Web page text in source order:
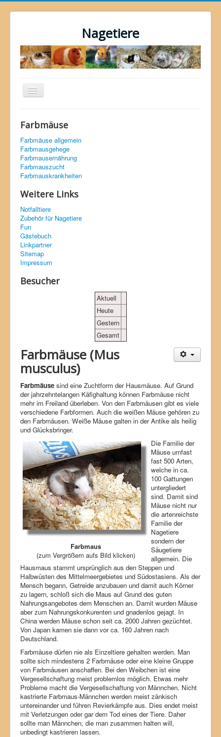
Nagetiere
Navigation
an/aus
Hamster
Zwerghamster
Meerschweinchen
Ratten
Farbmäuse
Degu
Zwergkaninchen
Farbmäuse
Farbmäuse allgemein
Farbmausgehege
Farbmausernährung
Farbmauszucht
Farbmauskrankheiten
Weitere Links
Notfalltiere
Zubehör für Nagetiere
Fun
Gästebuch
Linkpartner
Sitemap
Impressum
Besucher
Aktuell
Heute
Gestern
Gesamt
Farbmäuse (Mus
musculus)
Farbmäuse sind eine Zuchtform der Hausmäuse. Auf Grund
der jahrzehntelangen Käfighaltung können Farbmäuse nicht
mehr im Freiland überleben. Von den Farbmäusen gibt es viele
verschiedene Farbformen. Auch die weißen Mäuse gehören zu
den Farbmäusen. Weiße Mäuse galten in der Antike als heilig
und Glücksbringer.
Farbmaus
(zum Vergrößern aufs Bild klicken)
Die Familie der
Mäuse umfast
fast 500 Arten,
welche in ca.
100 Gattungen
untergliedert
sind. Damit sind
Mäuse nicht nur
die artenreichste
Familie der
Nagetiere
sondern der
Säugetiere
allgemein. Die
Hausmaus stammt ursprünglich aus den Steppen und
Halbwüsten des Mittelmeergebietes und Südostasiens. Als der
Mensch begann, Getreide anzubauen und damit auch Körner
zu lagern, schloß sich die Maus auf Grund des guten
Nahrungsangebotes dem Menschen an. Damit wurden Mäuse
aber zum Nahrungskonkurenten und gnadenlos gejagt. In
China werden Mäuse schon seit ca. 2000 Jahren gezüchtet.
Von Japan kamen sie dann vor ca. 160 Jahren nach
Deutschland.
Farbmäuse dürfen nie als Einzeltiere gehalten werden. Man
sollte sich mindestens 2 Farbmäuse oder eine kleine Gruppe
von Farbmäusen anschaffen. Bei den Weibchen ist eine
Vergesellschaftung meist problemlos möglich. Etwas mehr
Probleme macht die Vergesellschaftung von Männchen. Nicht
kastrierte Farbmaus-Männchen werden meist zänkisch
untereinander und führen Revierkämpfe aus. Dies endet meist
mit Verletzungen oder gar dem Tod eines der Tiere. Daher
sollte man Männchen, die man zusammen halten will,
unbedingt kastrieren lassen.